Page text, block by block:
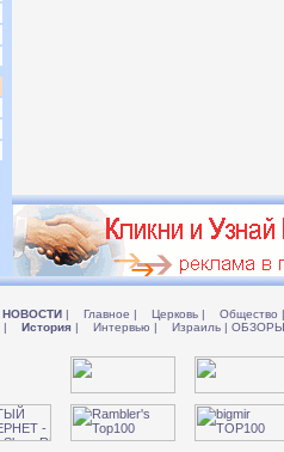
НОВОСТИ | Главное | Церковь | Общество |
| История | Интервью | Израиль |